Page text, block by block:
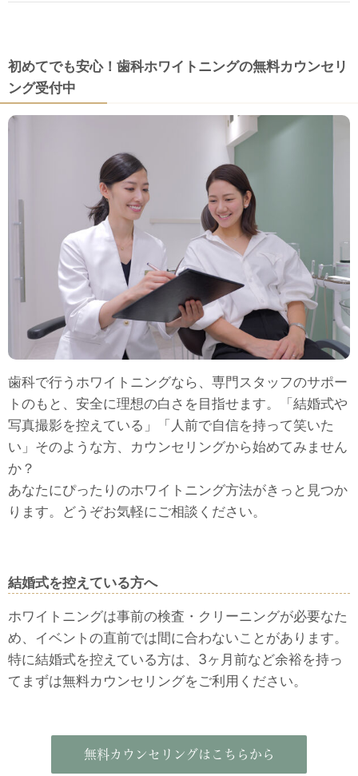
初めてでも安心！歯科ホワイトニングの無料カウンセリ
ング受付中
歯科で行うホワイトニングなら、専門スタッフのサポー
トのもと、安全に理想の白さを目指せます。「結婚式や
写真撮影を控えている」「人前で自信を持って笑いた
い」そのような方、カウンセリングから始めてみません
か？
あなたにぴったりのホワイトニング方法がきっと見つか
ります。どうぞお気軽にご相談ください。
結婚式を控えている方へ
ホワイトニングは事前の検査・クリーニングが必要なた
め、イベントの直前では間に合わないことがあります。
特に結婚式を控えている方は、3ヶ月前など余裕を持っ
てまずは無料カウンセリングをご利用ください。
無料カウンセリングはこちらから